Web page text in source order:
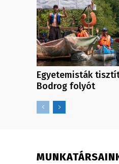
Egyetemisták
Bodrog folyót